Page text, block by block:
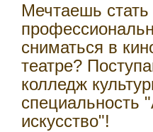
Мечтаешь стать
сниматься в
театре?
колледж
специальность
искусство"!